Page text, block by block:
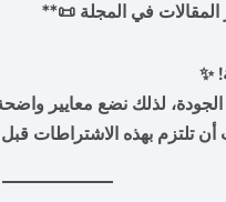
المقالات في المجلة 📜**
✨
لذلك نضع معايير
تلتزم بهذه الاشتراطات